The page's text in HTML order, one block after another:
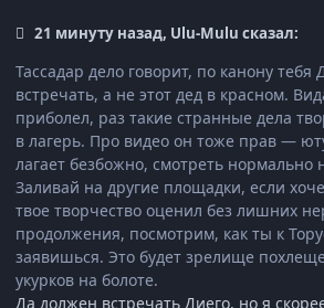
21 минуту назад, Ulu-Mulu сказал:
Тассадар дело говорит, по канону
встречать, а не этот дед в красном.
приболел, раз такие странные дела
в лагерь. Про видео он тоже прав —
лагает безбожно, смотреть нормально
Заливай на другие площадки, если
твое творчество оценил без лишних
продолжения, посмотрим, как ты к
заявишься. Это будет зрелище
укурков на болоте.
Да должен встречать Диего, но я